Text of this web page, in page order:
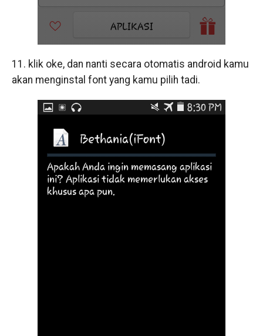
11. klik oke, dan nanti secara otomatis android kamu
akan menginstal font yang kamu pilih tadi.